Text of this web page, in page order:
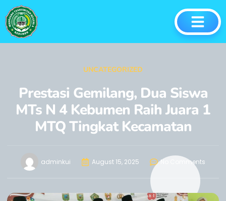
UNCATEGORIZED
Prestasi Gemilang, Dua Siswa
MTs N 4 Kebumen Raih Juara 1
MTQ Tingkat Kecamatan
adminkui August 15, 2025 No Comments